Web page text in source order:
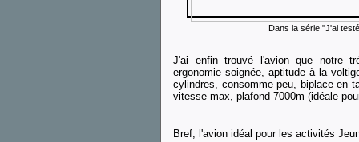
Dans la série "J'ai
J'ai enfin trouvé l'avion que notre
ergonomie soignée, aptitude à la
cylindres, consomme peu, biplace en
vitesse max, plafond 7000m (idéale
Bref, l'avion idéal pour les activités